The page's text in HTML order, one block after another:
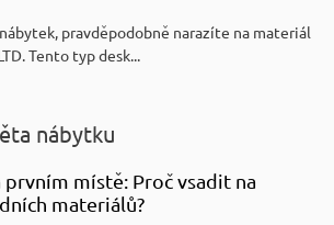
pravděpodobně narazíte na materiál
Tento typ desk...
nábytku
místě: Proč vsadit na
materiálů?